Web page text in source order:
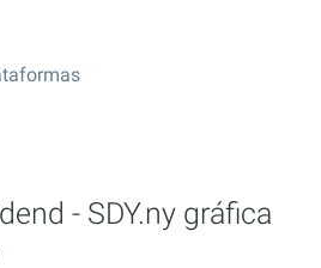
- SDY.ny gráfica